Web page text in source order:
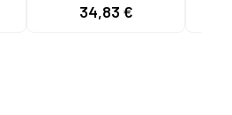
NAVY
34,83 €